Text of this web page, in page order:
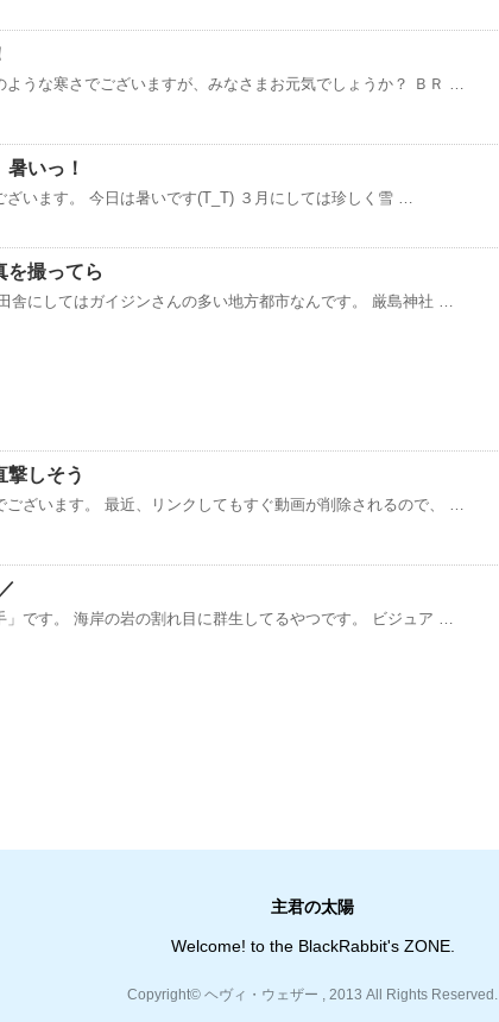
ような寒さでございますが、みなさまお元気でしょうか？ ＢＲ …
いっ！
ざいます。 今日は暑いです(T_T) ３月にしては珍しく雪 …
を撮ってら
舎にしてはガイジンさんの多い地方都市なんです。 厳島神社 …
撃しそう
ございます。 最近、リンクしてもすぐ動画が削除されるので、 …
」です。 海岸の岩の割れ目に群生してるやつです。 ビジュア …
主君の太陽
Welcome! to the BlackRabbit's ZONE.
Copyright© ヘヴィ・ウェザー , 2013 All Rights Reserved.